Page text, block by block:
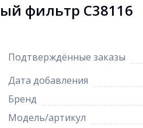
фильтр C38116
Подтверждённые заказы
Дата добавления
Бренд
Модель/артикул